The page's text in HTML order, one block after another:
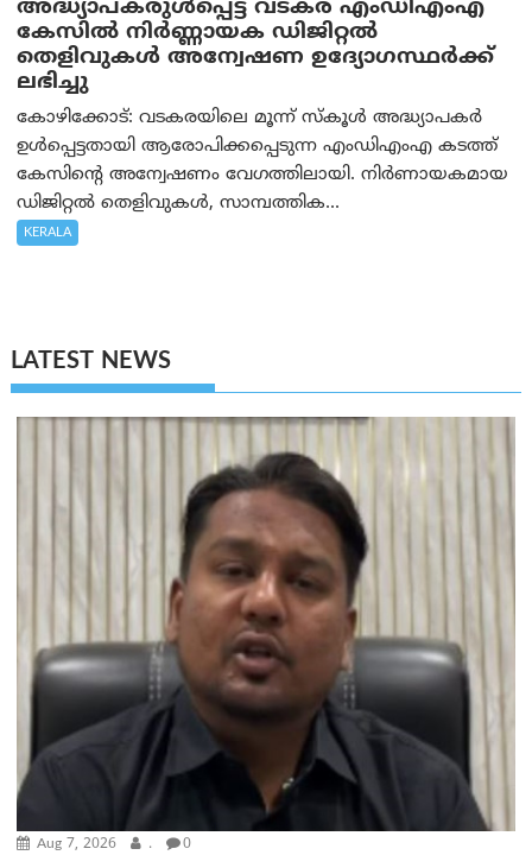
അദ്ധ്യാപകരുള്‍പ്പെട്ട വടകര എംഡി‌എം‌എ
കേസില്‍ നിര്‍ണ്ണായക ഡിജിറ്റല്‍
തെളിവുകള്‍ അന്വേഷണ ഉദ്യോഗസ്ഥര്‍ക്ക്
ലഭിച്ചു
കോഴിക്കോട്: വടകരയിലെ മൂന്ന് സ്കൂൾ അദ്ധ്യാപകർ
ഉൾപ്പെട്ടതായി ആരോപിക്കപ്പെടുന്ന എംഡിഎംഎ കടത്ത്
കേസിന്റെ അന്വേഷണം വേഗത്തിലായി. നിർണായകമായ
ഡിജിറ്റൽ തെളിവുകൾ, സാമ്പത്തിക...
KERALA
LATEST NEWS
Aug 7, 2026 . 0